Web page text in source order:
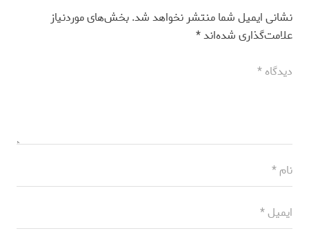
نشانی ایمیل شما منتشر نخواهد شد.بخش‌های موردنیاز
علامت‌گذاری شده‌اند*